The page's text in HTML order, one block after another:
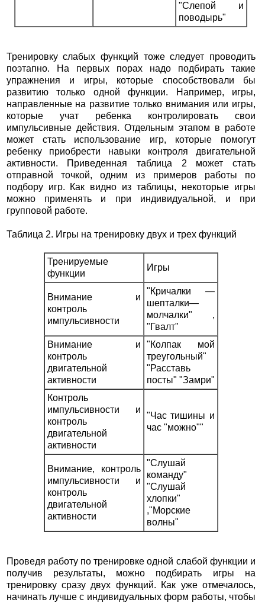
"Слепой и
поводырь"
Тренировку слабых функций тоже следует проводить
поэтапно. На первых порах надо подбирать такие
упражнения и игры, которые способствовали бы
развитию только одной функции. Например, игры,
направленные на развитие только внимания или игры,
которые учат ребенка контролировать свои
импульсивные действия. Отдельным этапом в работе
может стать использование игр, которые помогут
ребенку приобрести навыки контроля двигательной
активности. Приведенная таблица 2 может стать
отправной точкой, одним из примеров работы по
подбору игр. Как видно из таблицы, некоторые игры
можно применять и при индивидуальной, и при
групповой работе.
Таблица 2. Игры на тренировку двух и трех функций
Тренируемые
функции
Игры
Внимание и
контроль
импульсивности
"Кричалки —
шепталки—
молчалки" ,
"Гвалт"
Внимание и
контроль
двигательной
активности
"Колпак мой
треугольный"
"Расставь
посты" "Замри"
Контроль
импульсивности и
контроль
двигательной
активности
"Час тишины и
час "можно""
Внимание, контроль
импульсивности и
контроль
двигательной
активности
"Слушай
команду"
"Слушай
хлопки"
,"Морские
волны"
Проведя работу по тренировке одной слабой функции и
получив результаты, можно подбирать игры на
тренировку сразу двух функций. Как уже отмечалось,
начинать лучше с индивидуальных форм работы, чтобы